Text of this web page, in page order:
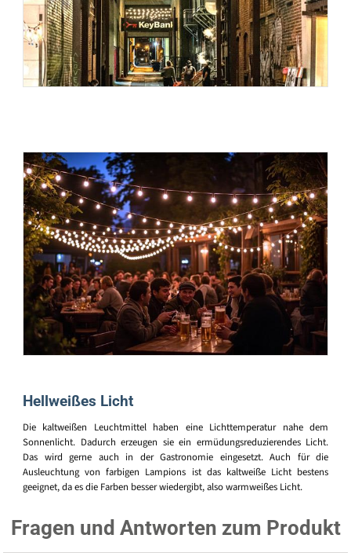
Hellweißes Licht
Die kaltweißen Leuchtmittel haben eine Lichttemperatur nahe dem
Sonnenlicht. Dadurch erzeugen sie ein ermüdungsreduzierendes Licht.
Das wird gerne auch in der Gastronomie eingesetzt. Auch für die
Ausleuchtung von farbigen Lampions ist das kaltweiße Licht bestens
geeignet, da es die Farben besser wiedergibt, also warmweißes Licht.
Fragen und Antworten zum Produkt